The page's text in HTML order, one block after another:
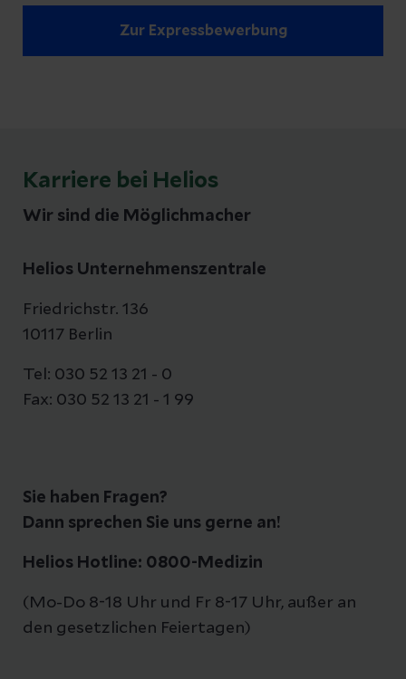
Zur Expressbewerbung
Karriere bei Helios
Wir sind die Möglichmacher
Helios Unternehmenszentrale
Friedrichstr. 136
10117 Berlin
Tel: 030 52 13 21 - 0
Fax: 030 52 13 21 - 1 99
Sie haben Fragen?
Dann sprechen Sie uns gerne an!
Helios Hotline: 0800-Medizin
(Mo-Do 8-18 Uhr und Fr 8-17 Uhr, außer an
den gesetzlichen Feiertagen)